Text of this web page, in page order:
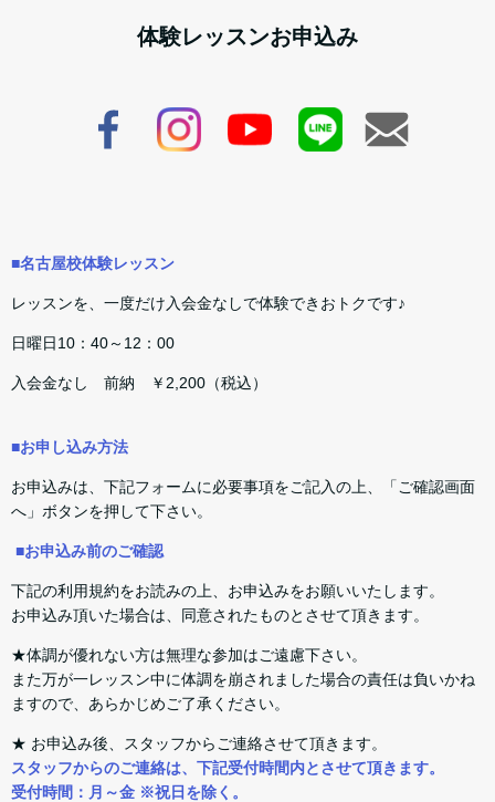
体験レッスンお申込み
■名古屋校体験レッスン
レッスンを、一度だけ入会金なしで体験できおトクです♪
日曜日10：40～12：00
入会金なし 前納 ￥2,200（税込）
■お申し込み方法
お申込みは、下記フォームに必要事項をご記入の上、「ご確認画面
へ」ボタンを押して下さい。
■お申込み前のご確認
下記の利用規約をお読みの上、お申込みをお願いいたします。
お申込み頂いた場合は、同意されたものとさせて頂きます。
★体調が優れない方は無理な参加はご遠慮下さい。
また万が一レッスン中に体調を崩されました場合の責任は負いかね
ますので、あらかじめご了承ください。
★ お申込み後、スタッフからご連絡させて頂きます。
スタッフからのご連絡は、下記受付時間内とさせて頂きます。
受付時間：月～金 ※祝日を除く。